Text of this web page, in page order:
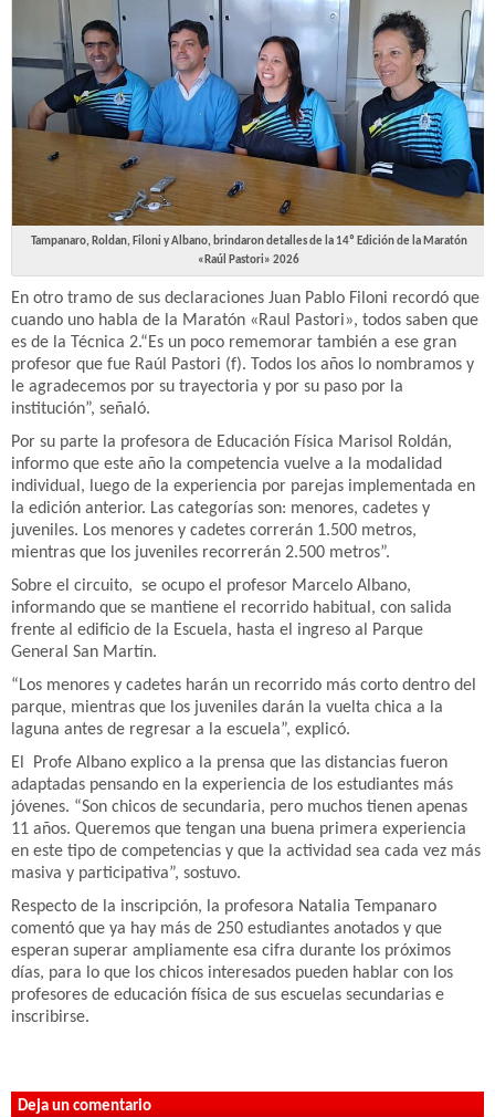
Tampanaro, Roldan, Filoni y Albano, brindaron detalles de la 14º Edición de la Maratón
«Raúl Pastori» 2026
En otro tramo de sus declaraciones Juan Pablo Filoni recordó que
cuando uno habla de la Maratón «Raul Pastori», todos saben que
es de la Técnica 2.“Es un poco rememorar también a ese gran
profesor que fue Raúl Pastori (f). Todos los años lo nombramos y
le agradecemos por su trayectoria y por su paso por la
institución”, señaló.
Por su parte la profesora de Educación Física Marisol Roldán,
informo que este año la competencia vuelve a la modalidad
individual, luego de la experiencia por parejas implementada en
la edición anterior. Las categorías son: menores, cadetes y
juveniles. Los menores y cadetes correrán 1.500 metros,
mientras que los juveniles recorrerán 2.500 metros”.
Sobre el circuito, se ocupo el profesor Marcelo Albano,
informando que se mantiene el recorrido habitual, con salida
frente al edificio de la Escuela, hasta el ingreso al Parque
General San Martín.
“Los menores y cadetes harán un recorrido más corto dentro del
parque, mientras que los juveniles darán la vuelta chica a la
laguna antes de regresar a la escuela”, explicó.
El Profe Albano explico a la prensa que las distancias fueron
adaptadas pensando en la experiencia de los estudiantes más
jóvenes. “Son chicos de secundaria, pero muchos tienen apenas
11 años. Queremos que tengan una buena primera experiencia
en este tipo de competencias y que la actividad sea cada vez más
masiva y participativa”, sostuvo.
Respecto de la inscripción, la profesora Natalia Tempanaro
comentó que ya hay más de 250 estudiantes anotados y que
esperan superar ampliamente esa cifra durante los próximos
días, para lo que los chicos interesados pueden hablar con los
profesores de educación física de sus escuelas secundarias e
inscribirse.
Deja un comentario